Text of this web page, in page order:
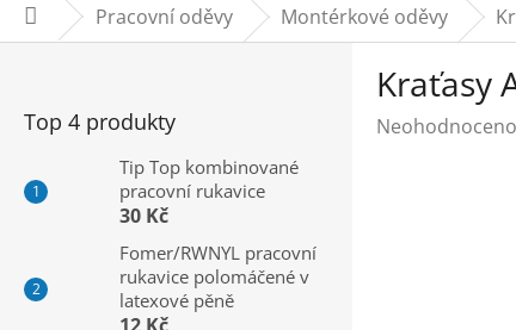
DomůPracovní oděvy Montérkové oděvy
Top 4 produkty
Tip Top kombinované
pracovní rukavice
30 Kč
Fomer/RWNYL pracovní
rukavice polomáčené v
latexové pěně
Kraťasy
Průměrné
Neohodnoceno